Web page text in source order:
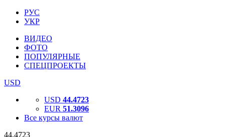
РУС
УКР
ВИДЕО
ФОТО
ПОПУЛЯРНЫЕ
СПЕЦПРОЕКТЫ
USD
USD 44.4723
EUR 51.3096
Все курсы валют
44.4723